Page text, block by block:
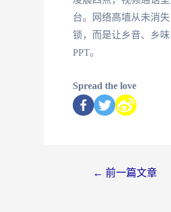
台。网络高墙从未消
锁，而是让乡音、乡
PPT。
Spread the love
← 前一篇文章